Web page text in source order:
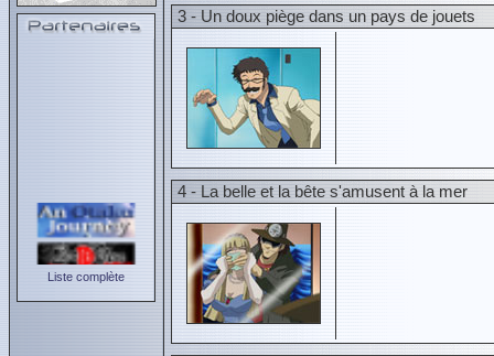
Liste complète
3 - Un doux piège dans un pays de jouets
4 - La belle et la bête s'amusent à la mer